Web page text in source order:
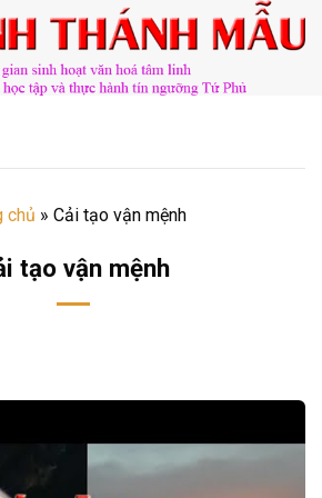
chủ » Cải tạo vận mệnh
tạo vận mệnh